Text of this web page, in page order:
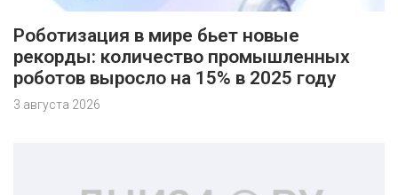
Роботизация в мире бьет новые
рекорды: количество промышленных
роботов выросло на 15% в 2025 году
3 августа 2026